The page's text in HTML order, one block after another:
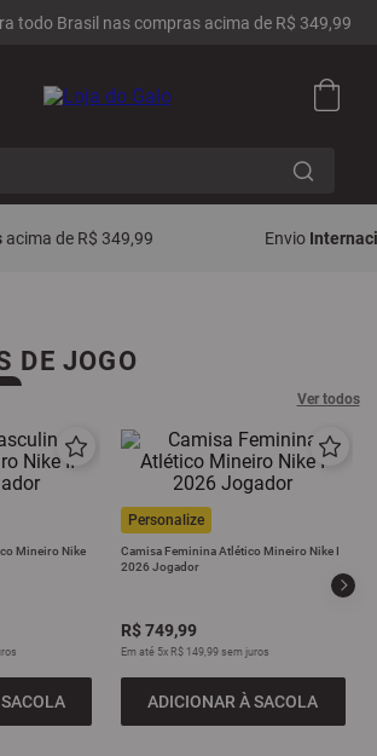
todo Brasil nas compras acima de R$ 349,99
acima de R$ 349,99 Envio
DE JOGO
Ver todos
Mineiro Nike
Camisa Feminina Atlético Mineiro Nike I
2026 Jogador
R$749,99
Em até 5x R$ 149,99 sem juros
ADICIONAR À SACOLA